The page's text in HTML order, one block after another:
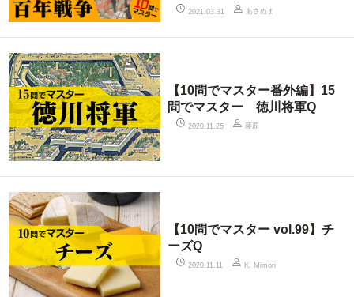
2021.03.31 あさぬま
【10問でマスター番外編】15
問でマスター 徳川将軍Q
2020.11.25 藤原
【10問でマスター vol.99】チ
ーズQ
2020.11.11 K. Mimori